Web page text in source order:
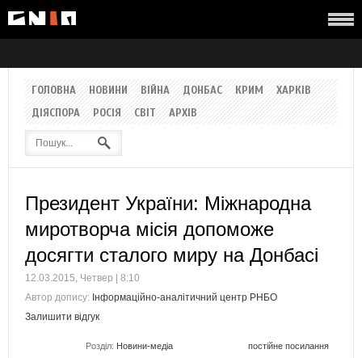
ГОЛОВНА НОВИНИ ВІЙНА ДОНБАС КРИМ
ХАРКІВ
ДІЯСПОРА
РОСІЯ СВІТ АРХІВ
Президент України: Міжнародна
миротворча місія допоможе
досягти сталого миру на Донбасі
12.03.2015, Четвер | 8:10
Автор допису: Інформаційно-аналітичний центр РНБО
Залишити відгук
Розділ: Новини-медіа постійне посилання